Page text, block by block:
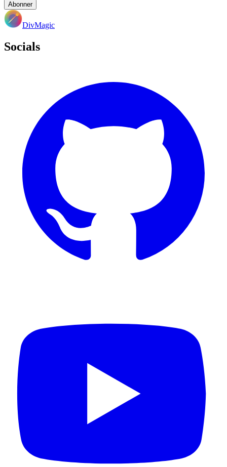
Abonner
DivMagic
Socials